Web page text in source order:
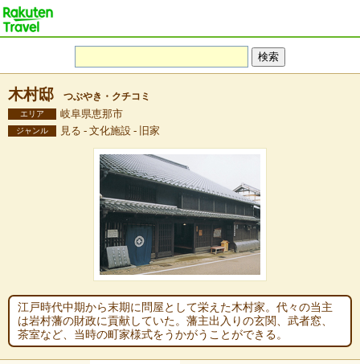
木村邸 つぶやき・クチコミ
エリア 岐阜県恵那市
ジャンル 見る - 文化施設 - 旧家
江戸時代中期から末期に問屋として栄えた木村家。代々の当主
は岩村藩の財政に貢献していた。藩主出入りの玄関、武者窓、
茶室など、当時の町家様式をうかがうことができる。